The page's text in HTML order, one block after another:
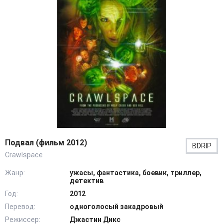
Подвал (фильм 2012)
Crawlspace
BDRIP
Жанр:
ужасы, фантастика, боевик, триллер,
детектив
Год:
2012
Перевод:
одноголосый закадровый
Режиссер:
Джастин Дикс